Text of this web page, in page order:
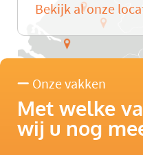
Bekijk al onze
Onze vakken
Met welke
wij u nog